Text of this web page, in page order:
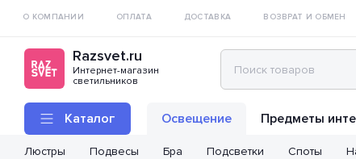
О КОМПАНИИ ОПЛАТА ДОСТАВКА ВОЗВРАТ И ОБМЕН
Razsvet.ru
Интернет-магазин
светильников
Каталог Освещение
Люстры Подвесы Бра Подсветки Споты
Предметы